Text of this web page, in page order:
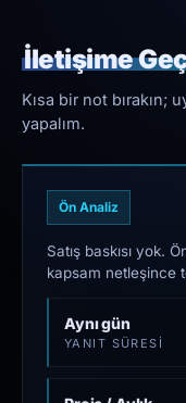
İletişime
Kısa bir not bırakın;
yapalım.
Ön Analiz
Satış baskısı yok.
kapsam netleşince
Aynı gün
YANIT SÜRESI